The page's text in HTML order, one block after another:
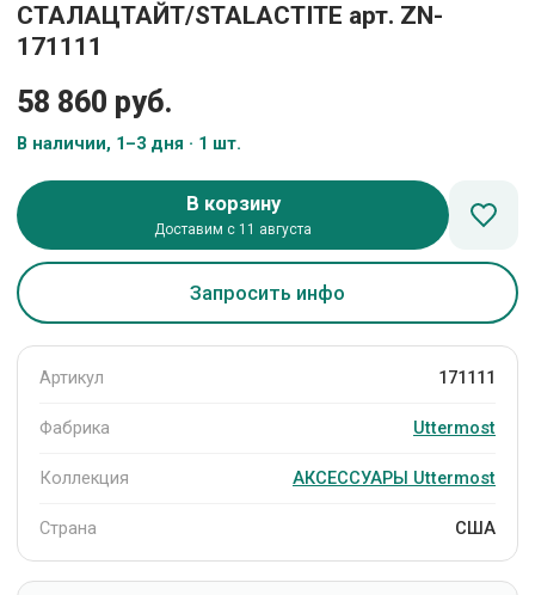
СТАЛАЦТАЙТ/STALACTITE арт. ZN-
171111
58 860 руб.
В наличии, 1–3 дня · 1 шт.
В корзину
Доставим с 11 августа
Запросить инфо
Артикул 171111
Фабрика Uttermost
Коллекция АКСЕССУАРЫ Uttermost
Страна США